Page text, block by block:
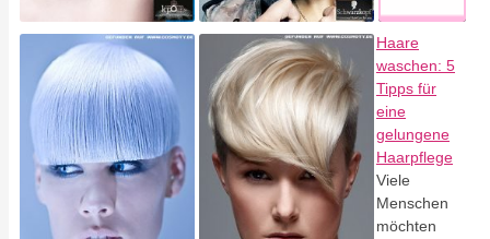
Haare
waschen: 5
Tipps für
eine
gelungene
Haarpflege
Viele
Menschen
möchten